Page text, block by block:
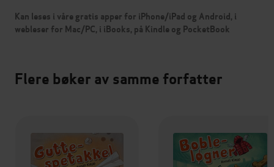
Kan leses i våre gratis apper for iPhone/iPad og Android, i
webleser for Mac/PC, i iBooks, på Kindle og PocketBook
Flere bøker av samme forfatter